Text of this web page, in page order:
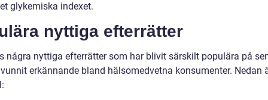
glykemiska indexet.
nyttiga efterrätter
några nyttiga efterrätter som har blivit särskilt populära på
erkännande bland hälsomedvetna konsumenter. Nedan